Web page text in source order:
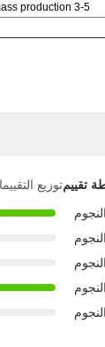
3-5 days for sample,15-20 days for mass production
تقييمتوزيع